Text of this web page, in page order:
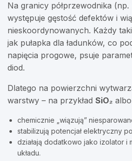
Na granicy półprzewodnika
występuje gęstość defektów i
nieskoordynowanych. Każdy
jak pułapka dla ładunków, co
napięcia progowe, psuje
diod.
Dlatego na powierzchni
warstwy – na przykład SiO₂ albo
chemicznie „wiązują”
stabilizują potencjał elektryczny
działają dodatkowo jako izolator i
układu.